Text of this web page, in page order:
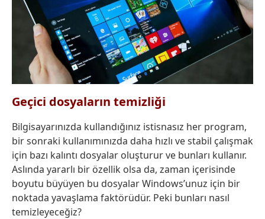
Geçici dosyaların temizliği
Bilgisayarınızda kullandığınız istisnasız her program,
bir sonraki kullanımınızda daha hızlı ve stabil çalışmak
için bazı kalıntı dosyalar oluşturur ve bunları kullanır.
Aslında yararlı bir özellik olsa da, zaman içerisinde
boyutu büyüyen bu dosyalar Windows’unuz için bir
noktada yavaşlama faktörüdür. Peki bunları nasıl
temizleyeceğiz?